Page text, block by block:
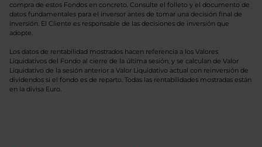
compra de estos Fondos en concreto. Consulte el folleto y el documento de
datos fundamentales para el inversor antes de tomar una decisión final de
inversión. El Cliente es responsable de las decisiones de inversión que
adopte.
Los datos de rentabilidad mostrados hacen referencia a los Valores
Liquidativos del Fondo al cierre de la última sesión, y se calculan de Valor
Liquidativo de la sesión anterior a Valor Liquidativo actual con reinversión de
dividendos si el fondo es de reparto. Todas las rentabilidades mostradas están
en la divisa Euro.